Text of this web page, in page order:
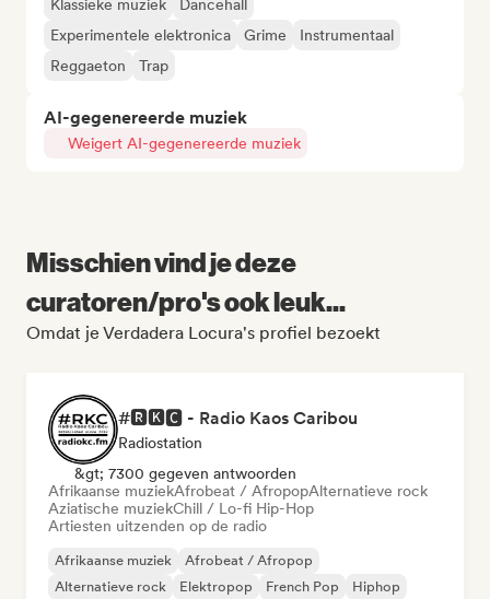
Klassieke muziek
Dancehall
Experimentele elektronica
Grime
Instrumentaal
Reggaeton
Trap
AI-gegenereerde muziek
Weigert AI-gegenereerde muziek
Misschien vind je deze
curatoren/pro's ook leuk...
Omdat je Verdadera Locura's profiel bezoekt
#🆁🅺🅲 - Radio Kaos Caribou
Radiostation
&gt; 7300 gegeven antwoorden
Afrikaanse muziekAfrobeat / AfropopAlternatieve rock
Aziatische muziekChill / Lo-fi Hip-Hop
Artiesten uitzenden op de radio
Afrikaanse muziek
Afrobeat / Afropop
Alternatieve rock
Elektropop French Pop
Hiphop